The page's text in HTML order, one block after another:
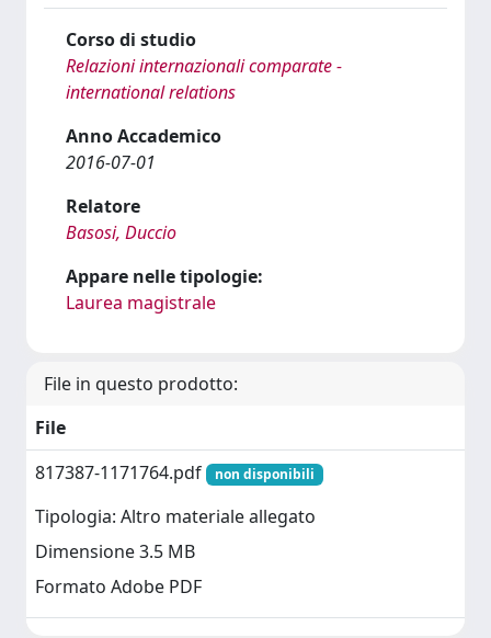
Corso di studio
Relazioni internazionali comparate -
international relations
Anno Accademico
2016-07-01
Relatore
Basosi, Duccio
Appare nelle tipologie:
Laurea magistrale
File in questo prodotto:
File
817387-1171764.pdf
non disponibili
Tipologia: Altro materiale allegato
Dimensione 3.5 MB
Formato Adobe PDF